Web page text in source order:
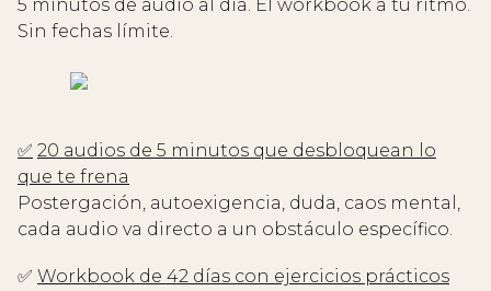
5 minutos de audio al día. El workbook a tu ritmo.
Sin fechas límite.
✅ 20 audios de 5 minutos que desbloquean lo
que te frena
Postergación, autoexigencia, duda, caos mental,
cada audio va directo a un obstáculo específico.
✅ Workbook de 42 días con ejercicios prácticos